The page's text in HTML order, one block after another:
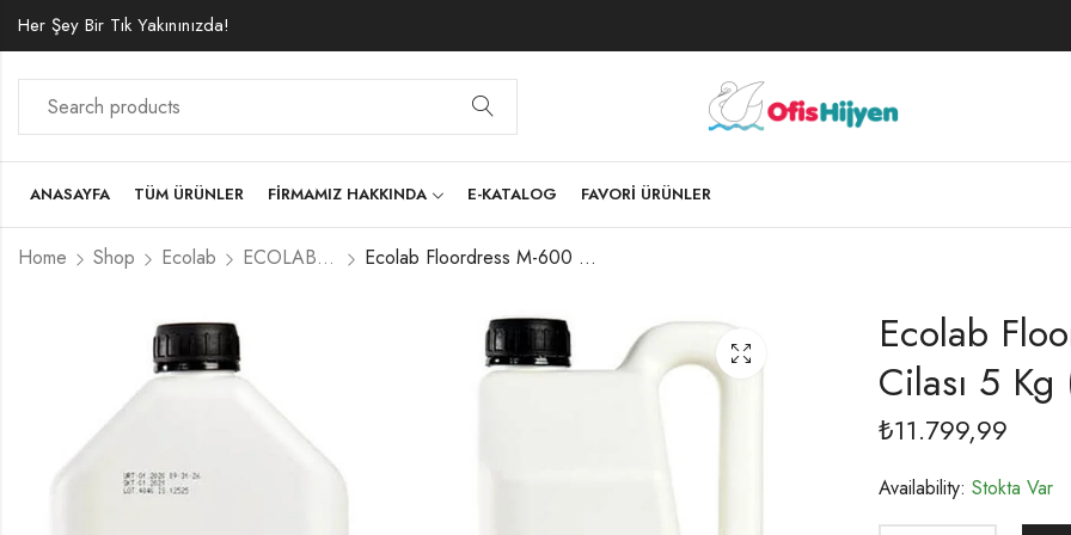
Her Şey Bir Tık Yakınınızda!
ANASAYFA TÜM ÜRÜNLER FIRMAMIZ HAKKINDA E-KATALOG FAVORI ÜRÜNLER
Home Shop Ecolab ECOLAB HOUSEKEEPING & BİNA BAKIMI Ecolab Floordress M-600 Kristalize Mermer Cilası 5 Kg (1 KOLİ 2 ADET)
Ecolab
Cilası 5
₺11.799,99
Availability: Stokta Var